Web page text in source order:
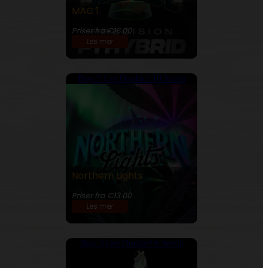
MAC 1
Priser fra €16.00
Les mer
Buy 5 Get Double! 10 Seeds
Northern Lights
Priser fra €13.00
Les mer
Buy 3 Get Double! 6 Seeds